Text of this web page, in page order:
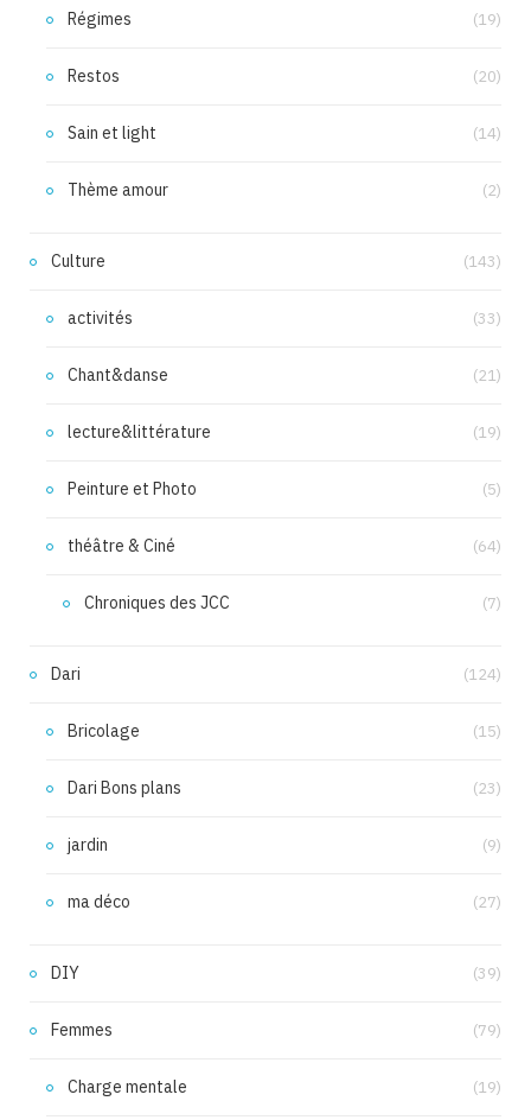
Régimes (19)
Restos (20)
Sain et light (14)
Thème amour (2)
Culture (143)
activités (33)
Chant&danse (21)
lecture&littérature (19)
Peinture et Photo (5)
théâtre & Ciné (64)
Chroniques des JCC (7)
Dari (124)
Bricolage (15)
Dari Bons plans (23)
jardin (9)
ma déco (27)
DIY (39)
Femmes (79)
Charge mentale (19)